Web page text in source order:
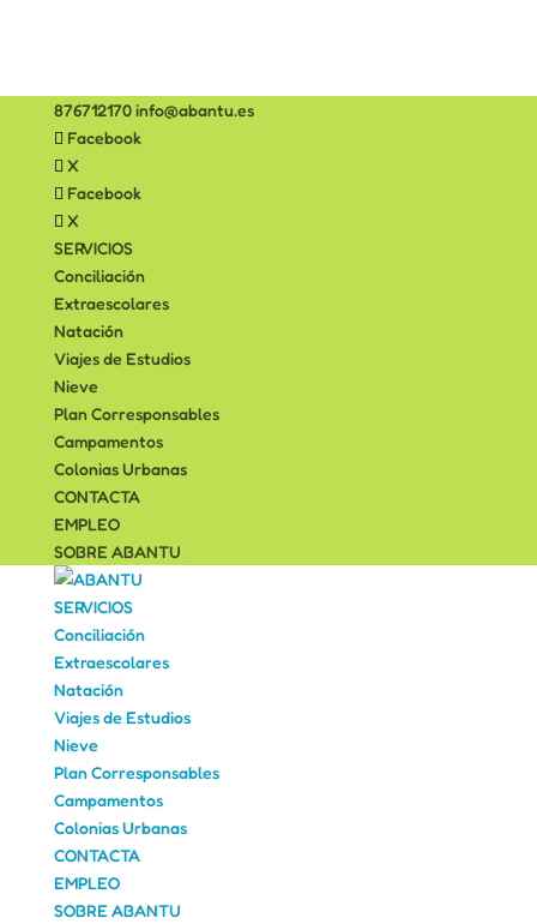
876712170info@abantu.es
Facebook
X
Facebook
X
SERVICIOS
Conciliación
Extraescolares
Natación
Viajes de Estudios
Nieve
Plan Corresponsables
Campamentos
Colonias Urbanas
CONTACTA
EMPLEO
SOBRE ABANTU
SERVICIOS
Conciliación
Extraescolares
Natación
Viajes de Estudios
Nieve
Plan Corresponsables
Campamentos
Colonias Urbanas
CONTACTA
EMPLEO
SOBRE ABANTU